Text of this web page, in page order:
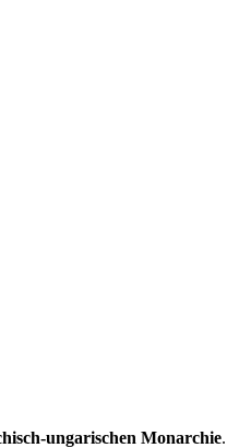
ungarischen Monarchie.